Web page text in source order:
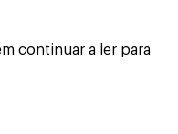
continuar a ler para